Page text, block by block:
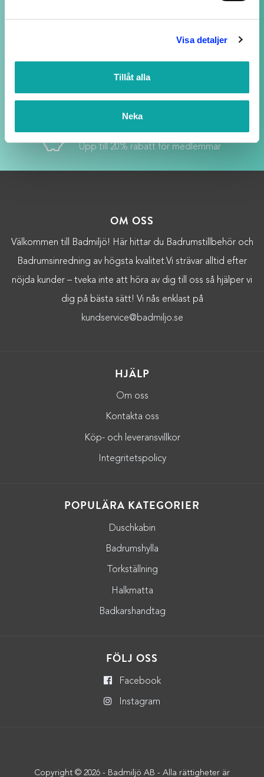
Visa detaljer
Tillåt alla
Neka
LOJALITETSBONUS
Upp till 20% rabatt för medlemmar
OM OSS
Välkommen till Badmiljö! Här hittar du Badrumstillbehör och
Badrumsinredning av högsta kvalitet.Vi strävar alltid efter
nöjda kunder – tveka inte att höra av dig till oss så hjälper vi
dig på bästa sätt! Vi nås enklast på
kundservice@badmiljo.se
HJÄLP
Om oss
Kontakta oss
Köp- och leveransvillkor
Integritetspolicy
POPULÄRA KATEGORIER
Duschkabin
Badrumshylla
Torkställning
Halkmatta
Badkarshandtag
FÖLJ OSS
Facebook
Instagram
Copyright © 2026 - Badmiljö AB - Alla rättigheter är